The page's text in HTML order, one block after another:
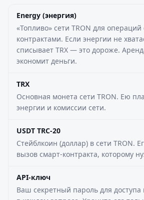
Energy (энергия)
«Топливо» сети TRON для операций
контрактами. Если энергии не
списывает TRX — это дороже.
экономит деньги.
TRX
Основная монета сети TRON. Ею
энергии и комиссии сети.
USDT TRC-20
Стейблкоин (доллар) в сети TRON.
вызов смарт-контракта, которому
API-ключ
Ваш секретный пароль для доступа